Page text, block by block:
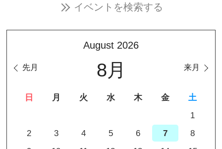
イベントを検索する
August 2026
先月 8月 来月
日 月 火 水 木 金
土
1
2
3 4 5 6 7
8